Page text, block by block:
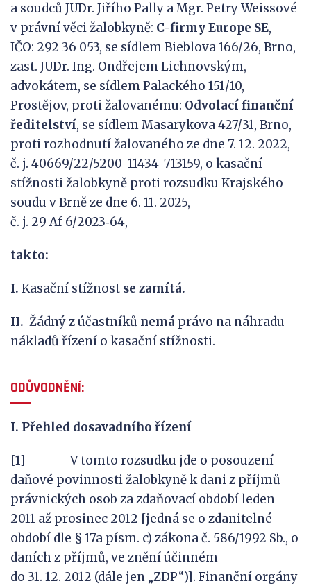
a soudců JUDr. Jiřího Pally a Mgr. Petry Weissové
v právní věci žalobkyně: C-firmy Europe SE,
IČO: 292 36 053, se sídlem Bieblova 166/26, Brno,
zast. JUDr. Ing. Ondřejem Lichnovským,
advokátem, se sídlem Palackého 151/10,
Prostějov, proti žalovanému: Odvolací finanční
ředitelství, se sídlem Masarykova 427/31, Brno,
proti rozhodnutí žalovaného ze dne 7. 12. 2022,
č. j. 40669/22/5200-11434-713159, o kasační
stížnosti žalobkyně proti rozsudku Krajského
soudu v Brně ze dne 6. 11. 2025,
č. j. 29 Af 6/2023‑64,
takto:
I. Kasační stížnost se zamítá.
II. Žádný z účastníků nemá právo na náhradu
nákladů řízení o kasační stížnosti.
ODŮVODNĚNÍ:
I. Přehled dosavadního řízení
[1] V tomto rozsudku jde o posouzení
daňové povinnosti žalobkyně k dani z příjmů
právnických osob za zdaňovací období leden
2011 až prosinec 2012 [jedná se o zdanitelné
období dle § 17a písm. c) zákona č. 586/1992 Sb., o
daních z příjmů, ve znění účinném
do 31. 12. 2012 (dále jen „ZDP“)]. Finanční orgány